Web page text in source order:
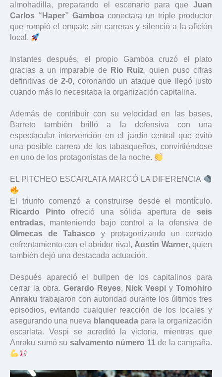
almohadilla, preparando el escenario para que Juan
Carlos “Haper” Gamboa conectara un triple productor
que rompió el empate sin carreras y silenció a la afición
local.
Instantes después, el propio Gamboa cruzó el plato
gracias a un imparable de
Rio Ruiz, quien puso cifras
definitivas de 2-0, coronando un ataque que llegó justo
cuando más lo necesitaba la organización capitalina.
Además de contribuir con su velocidad en las bases,
Barreto también brilló a la defensiva con una
espectacular intervención en el jardín central que evitó
una posible carrera de los tabasqueños, convirtiéndose
en uno de los protagonistas de la noche.
EL PITCHEO ESCARLATA MARCÓ LA DIFERENCIA
El triunfo comenzó a construirse desde el montículo.
Ricardo Pinto ofreció una sólida apertura deseis
entradas, manteniendo bajo control a la ofensiva de
Olmecas de Tabasco y protagonizando un cerrado
enfrentamiento con el abridor rival, Austin Warner, quien
también dejó una destacada actuación.
Después apareció el bullpen de los capitalinos para
cerrar la obra. Gerardo Reyes, Nick Vespi y Tomohiro
Anraku trabajaron con autoridad durante los últimos tres
episodios, evitando cualquier reacción de los locales y
asegurando una nueva blanqueadapara la organización
escarlata. Vespi se acreditó la victoria, mientras que
Anraku sumó su salvamento número 11de la campaña.